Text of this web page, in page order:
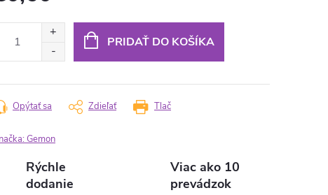
PRIDAŤ DO KOŠÍKA
Tlač
Opýtať sa Zdieľať
Gemon
Rýchle
dodanie
Viac ako 10
prevádzok